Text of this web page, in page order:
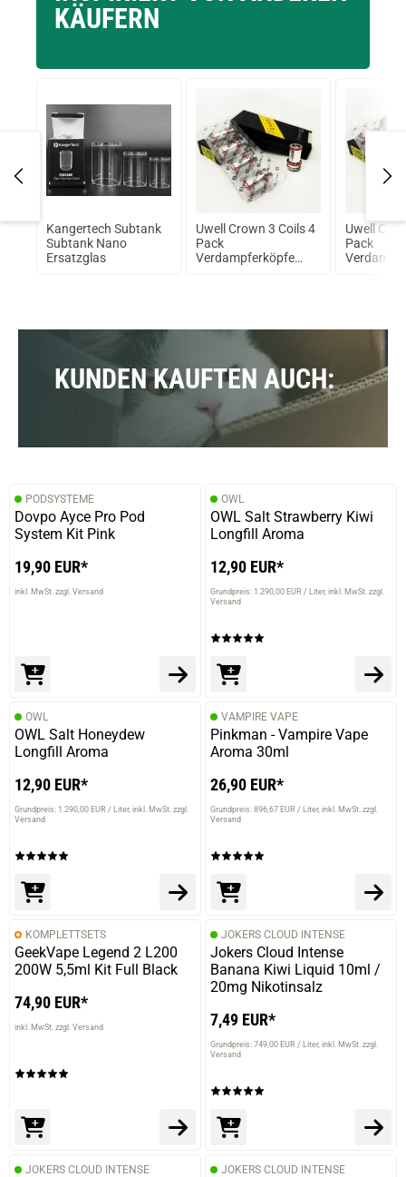
KÄUFERN
Kangertech Subtank
Subtank Nano
Ersatzglas
Uwell Crown 3 Coils 4
Pack
Verdampferköpfe
Uwell
Pack
KUNDEN KAUFTEN AUCH:
PODSYSTEME
Dovpo Ayce Pro Pod
System Kit Pink
19,90 EUR*
inkl. MwSt. zzgl. Versand
OWL
OWL Salt Strawberry Kiwi
Longfill Aroma
12,90 EUR*
Grundpreis: 1.290,00 EUR / Liter inkl. MwSt. zzgl.
Versand
OWL
OWL Salt Honeydew
Longfill Aroma
12,90 EUR*
Grundpreis: 1.290,00 EUR / Liter inkl. MwSt. zzgl.
Versand
VAMPIRE VAPE
Pinkman - Vampire Vape
Aroma 30ml
26,90 EUR*
Grundpreis: 896,67 EUR / Liter inkl. MwSt. zzgl.
Versand
KOMPLETTSETS
GeekVape Legend 2 L200
200W 5,5ml Kit Full Black
74,90 EUR*
inkl. MwSt. zzgl. Versand
JOKERS CLOUD INTENSE
Jokers Cloud Intense
Banana Kiwi Liquid 10ml /
20mg Nikotinsalz
7,49 EUR*
Grundpreis: 749,00 EUR / Liter inkl. MwSt. zzgl.
Versand
JOKERS CLOUD INTENSE JOKERS CLOUD INTENSE